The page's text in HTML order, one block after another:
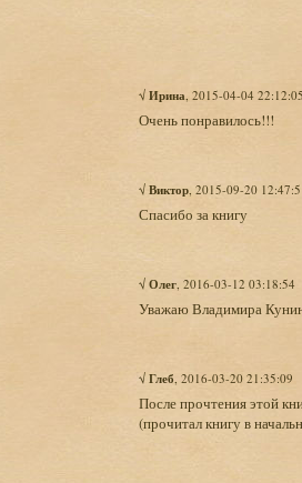
√ Ирина, 2015-04-04 22:12:05
Очень понравилось!!!
√ Виктор, 2015-09-20
Спасибо за книгу
√ Олег, 2016-03-12 03:18:54
Уважаю Владимира
√ Глеб, 2016-03-20 21:35:09
После прочтения этой
(прочитал книгу в